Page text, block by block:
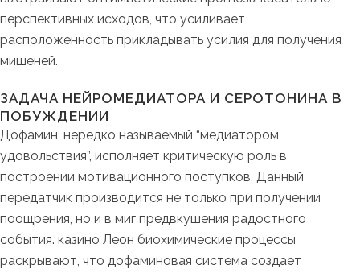
перспективных исходов, что усиливает
расположенность прикладывать усилия для получения
мишеней.
ЗАДАЧА НЕЙРОМЕДИАТОРА И СЕРОТОНИНА В
ПОБУЖДЕНИИ
Дофамин, нередко называемый “медиатором
удовольствия”, исполняет критическую роль в
построении мотивационного поступков. Данный
передатчик производится не только при получении
поощрения, но и в миг предвкушения радостного
события. казино Леон биохимические процессы
раскрывают, что дофаминовая система создает